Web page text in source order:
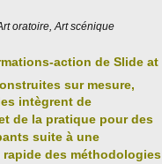
oratoire, Art scénique
action de Slide at
sur mesure,
intègrent de
de la pratique pour des
suite à une
des méthodologies